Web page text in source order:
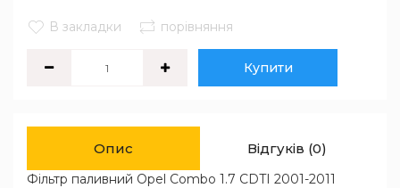
В закладки порівняння
Купити
Опис Відгуків (0)
Фільтр паливний Opel Combo 1.7 CDTI 2001-2011